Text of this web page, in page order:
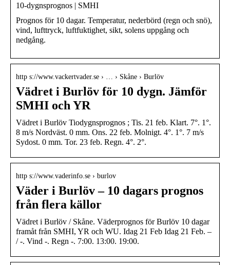
10-dygnsprognos | SMHI
Prognos för 10 dagar. Temperatur, nederbörd (regn och snö),
vind, lufttryck, luftfuktighet, sikt, solens uppgång och
nedgång.
http s://www.vackertvader.se › … › Skåne › Burlöv
Vädret i Burlöv för 10 dygn. Jämför
SMHI och YR
Vädret i Burlöv Tiodygnsprognos ; Tis. 21 feb. Klart. 7°. 1°.
8 m/s Nordväst. 0 mm. Ons. 22 feb. Molnigt. 4°. 1°. 7 m/s
Sydost. 0 mm. Tor. 23 feb. Regn. 4°. 2°.
http s://www.vaderinfo.se › burlov
Väder i Burlöv – 10 dagars prognos
från flera källor
Vädret i Burlöv / Skåne. Väderprognos för Burlöv 10 dagar
framåt från SMHI, YR och WU. Idag 21 Feb Idag 21 Feb. –
/ -. Vind -. Regn -. 7:00. 13:00. 19:00.